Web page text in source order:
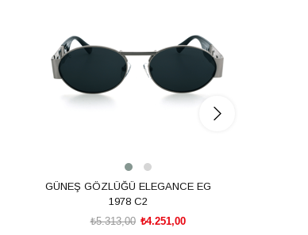
GÜNEŞ GÖZLÜĞÜ ELEGANCE EG
1978 C2
₺4.251,00
₺5.313,00